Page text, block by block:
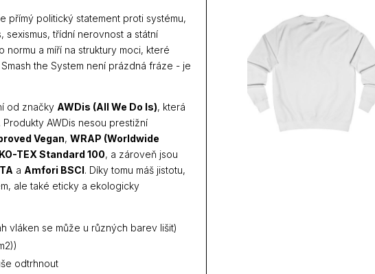
přímý politický statement proti systému,
sexismus, třídní nerovnost a státní
a míří na struktury moci, které
the System není prázdná fráze - je
od značky AWDis (All We Do Is), která
AWDis nesou prestižní
Vegan,WRAP (Worldwide
TEX Standard 100, a zároveň jsou
a Amfori BSCI. Díky tomu máš jistotu,
ale také eticky a ekologicky
vláken se může u různých barev lišit)
odtrhnout